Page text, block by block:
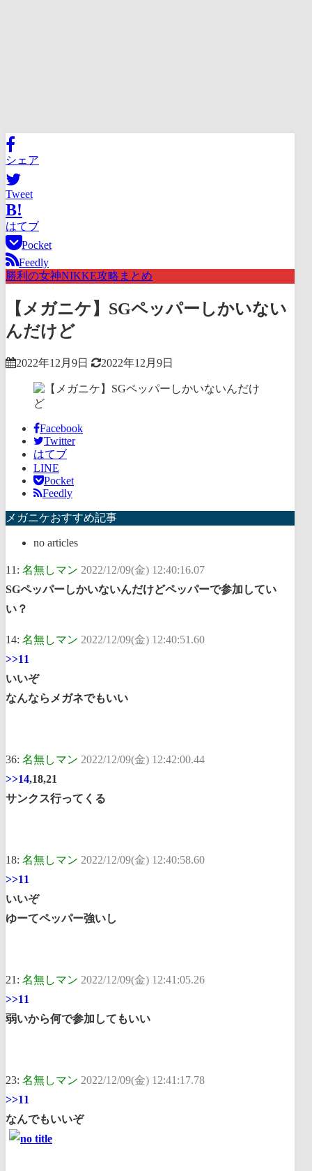
シェア
Tweet
B!
はてブ
Pocket
Feedly
勝利の女神NIKKE攻略まとめ
【メガニケ】SGペッパーしかいない
んだけど
2022年12月9日 2022年12月9日
Facebook
Twitter
はてブ
LINE
Pocket
Feedly
メガニケおすすめ記事
no articles
11: 名無しマン 2022/12/09(金) 12:40:16.07
SGペッパーしかいないんだけどペッパーで参加してい
い？
14: 名無しマン 2022/12/09(金) 12:40:51.60
>>11
いいぞ
なんならメガネでもいい
36: 名無しマン 2022/12/09(金) 12:42:00.44
>>14,18,21
サンクス行ってくる
18: 名無しマン 2022/12/09(金) 12:40:58.60
>>11
いいぞ
ゆーてペッパー強いし
21: 名無しマン 2022/12/09(金) 12:41:05.26
>>11
弱いから何で参加してもいい
23: 名無しマン 2022/12/09(金) 12:41:17.78
>>11
なんでもいいぞ